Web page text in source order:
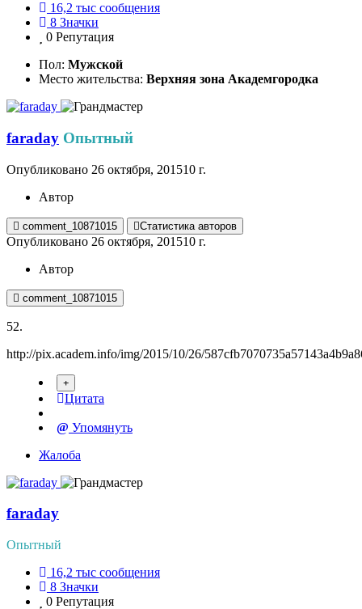
16,2 тыс сообщения
8 Значки
0 Репутация
Пол: Мужской
Место жительства: Верхняя зона Академгородка
faraday Опытный
Опубликовано 26 октября, 201510 г.
Автор
comment_10871015 Статистика авторов
Опубликовано 26 октября, 201510 г.
Автор
comment_10871015
52.
http://pix.academ.info/img/2015/10/26/
Цитата
Упомянуть
Жалоба
faraday
Опытный
16,2 тыс сообщения
8 Значки
0 Репутация